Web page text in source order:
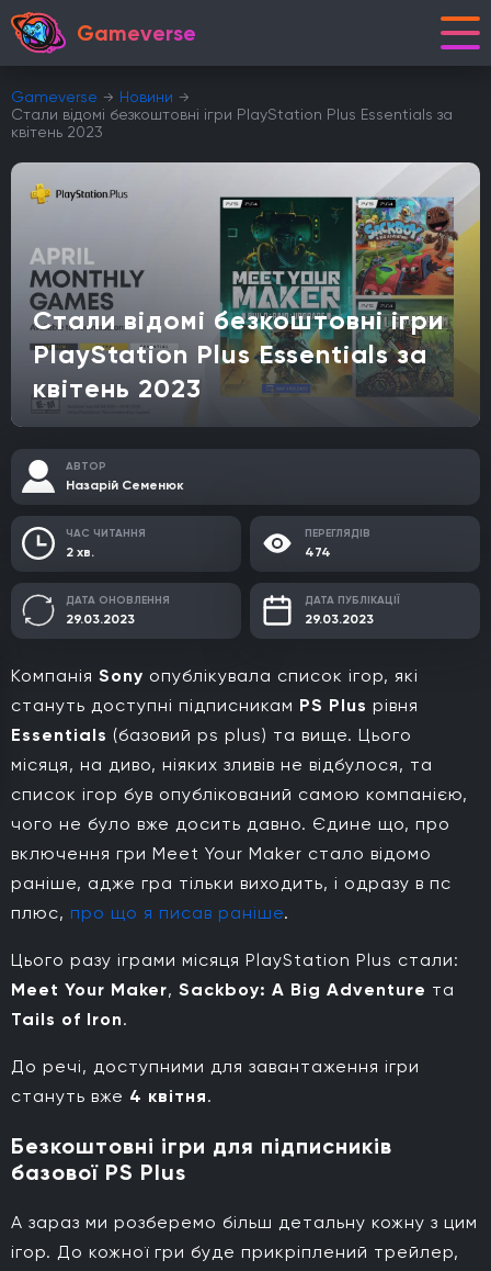
Gameverse
Gameverse
Новини
Стали відомі безкоштовні ігри PlayStation Plus Essentials за
квітень 2023
Стали відомі безкоштовні ігри
PlayStation Plus Essentials за
квітень 2023
АВТОР
Назарій Семенюк
ЧАС ЧИТАННЯ
2 хв.
ПЕРЕГЛЯДІВ
474
ДАТА ОНОВЛЕННЯ
29.03.2023
ДАТА ПУБЛІКАЦІЇ
29.03.2023
Компанія Sony опублікувала список ігор, які
стануть доступні підписникам PS Plus рівня
Essentials (базовий ps plus) та вище. Цього
місяця, на диво, ніяких зливів не відбулося, та
список ігор був опублікований самою компанією,
чого не було вже досить давно. Єдине що, про
включення гри Meet Your Maker стало відомо
раніше, адже гра тільки виходить, і одразу в пс
плюс, про що я писав раніше.
Цього разу іграми місяця PlayStation Plus стали:
Meet Your Maker, Sackboy: A Big Adventure та
Tails of Iron.
До речі, доступними для завантаження ігри
стануть вже 4 квітня.
Безкоштовні ігри для підписників
базової PS Plus
А зараз ми розберемо більш детальну кожну з цим
ігор. До кожної гри буде прикріплений трейлер,